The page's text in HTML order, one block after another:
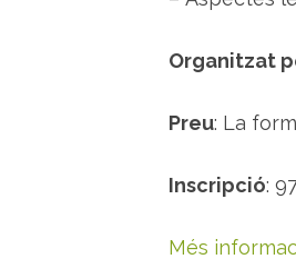
Organitzat
Preu: La
Inscripció:
Més